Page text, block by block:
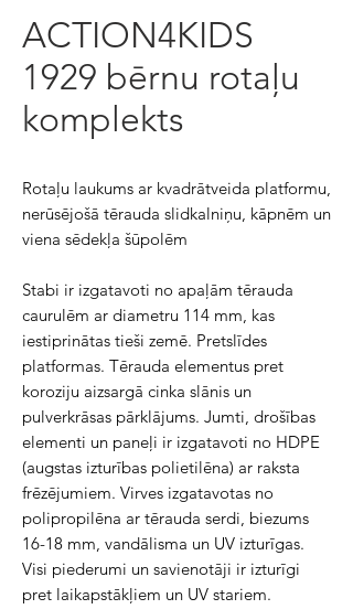
ACTION4KIDS
1929 bērnu rotaļu
komplekts
Rotaļu laukums ar kvadrātveida platformu,
nerūsējošā tērauda slidkalniņu, kāpnēm un
viena sēdekļa šūpolēm
Stabi ir izgatavoti no apaļām tērauda
caurulēm ar diametru 114 mm, kas
iestiprinātas tieši zemē. Pretslīdes
platformas. Tērauda elementus pret
koroziju aizsargā cinka slānis un
pulverkrāsas pārklājums. Jumti, drošības
elementi un paneļi ir izgatavoti no HDPE
(augstas izturības polietilēna) ar raksta
frēzējumiem. Virves izgatavotas no
polipropilēna ar tērauda serdi, biezums
16-18 mm, vandālisma un UV izturīgas.
Visi piederumi un savienotāji ir izturīgi
pret laikapstākļiem un UV stariem.